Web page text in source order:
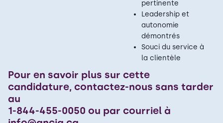
pertinente
Leadership et
autonomie
démontrés
Souci du service à
la clientèle
Pour en savoir plus sur cette
candidature, contactez-nous sans tarder
au
1-844-455-0050 ou par courriel à